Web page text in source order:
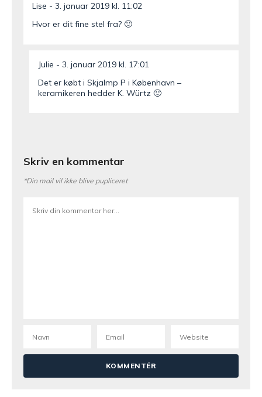
Lise
3. januar 2019 kl. 11:02
Hvor er dit fine stel fra? 🙂
Julie
3. januar 2019 kl. 17:01
Det er købt i Skjalmp P i København –
keramikeren hedder K. Würtz 🙂
Skriv en kommentar
*Din mail vil ikke blive pupliceret